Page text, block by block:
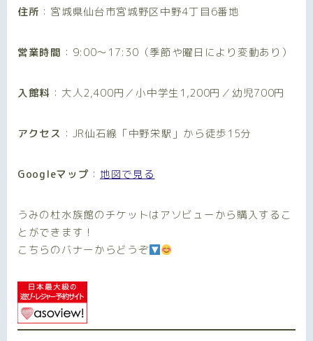
住所 ：宮城県仙台市宮城野区中野4丁目6番地
営業時間 ：9:00〜17:30（季節や曜日により変動あり）
入館料 ：大人2,400円／小中学生1,200円／幼児700円
アクセス ：JR仙石線「中野栄駅」から徒歩15分
Googleマップ ： 地図で見る
うみの杜水族館のチケットはアソビューから購入するこ
とができます！
こちらのバナーからどうぞ